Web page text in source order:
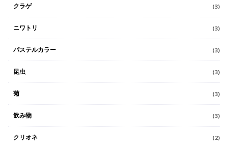
クラゲ (3)
ニワトリ (3)
パステルカラー (3)
昆虫 (3)
菊 (3)
飲み物 (3)
クリオネ (2)